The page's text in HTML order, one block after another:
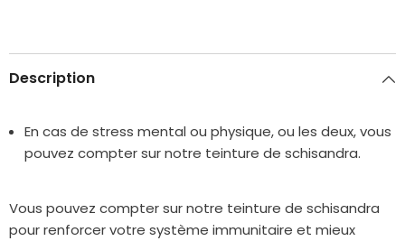
Description
En cas de stress mental ou physique, ou les deux, vous
pouvez compter sur notre teinture de schisandra.
Vous pouvez compter sur notre teinture de schisandra
pour renforcer votre système immunitaire et mieux